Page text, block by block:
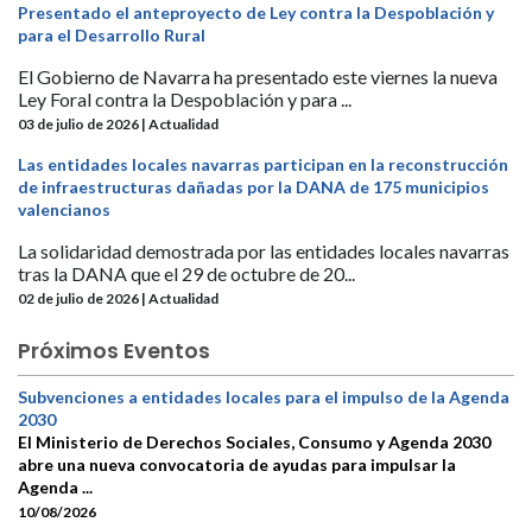
Presentado el anteproyecto de Ley contra la Despoblación y
para el Desarrollo Rural
El Gobierno de Navarra ha presentado este viernes la nueva
Ley Foral contra la Despoblación y para ...
03 de julio de 2026 | Actualidad
Las entidades locales navarras participan en la reconstrucción
de infraestructuras dañadas por la DANA de 175 municipios
valencianos
La solidaridad demostrada por las entidades locales navarras
tras la DANA que el 29 de octubre de 20...
02 de julio de 2026 | Actualidad
Próximos Eventos
Subvenciones a entidades locales para el impulso de la Agenda
2030
El Ministerio de Derechos Sociales, Consumo y Agenda 2030
abre una nueva convocatoria de ayudas para impulsar la
Agenda ...
10/08/2026